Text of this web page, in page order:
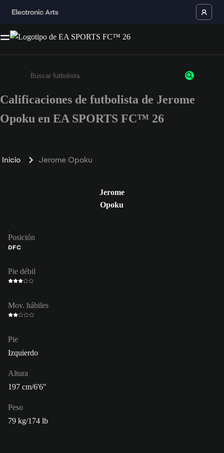
Ingresa un mínimo de 3 caracteres o números
Calificaciones de futbolista de Jerome
Opoku en EA SPORTS FC™ 26
Inicio Jerome Opoku
Jerome
Opoku
Posición
DFC
Pie débil
Mov. hábiles
Pie
Izquierdo
Altura
197 cm/6'6"
Peso
79 kg/174 lb